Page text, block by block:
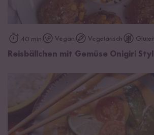
40 min Vegan Vegetarisch
Reisbällchen mit Gemüse Onigiri